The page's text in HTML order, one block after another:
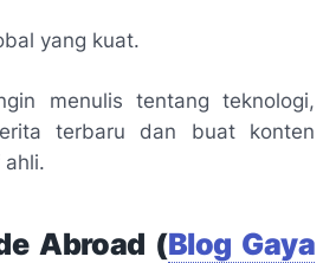
yang kuat.
menulis tentang teknologi,
terbaru dan buat konten
Abroad (Blog Gaya